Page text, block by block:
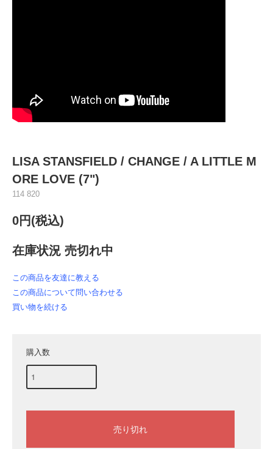
LISA STANSFIELD / CHANGE / A LITTLE M
ORE LOVE (7")
114 820
0円(税込)
在庫状況 売切れ中
この商品を友達に教える
この商品について問い合わせる
買い物を続ける
購入数